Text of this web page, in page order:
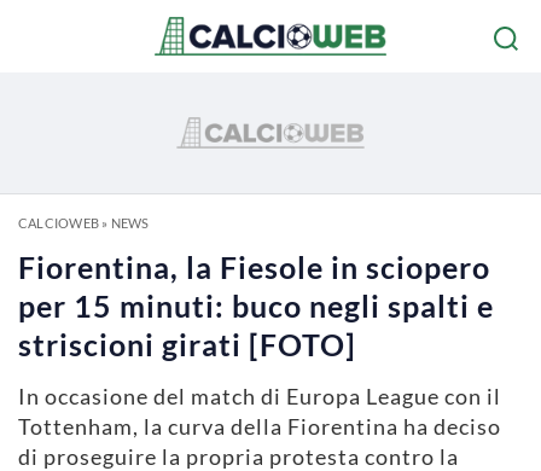
CALCIOWEB» NEWS
Fiorentina, la Fiesole in sciopero
per 15 minuti: buco negli spalti e
striscioni girati [FOTO]
In occasione del match di Europa League con il
Tottenham, la curva della Fiorentina ha deciso
di proseguire la propria protesta contro la